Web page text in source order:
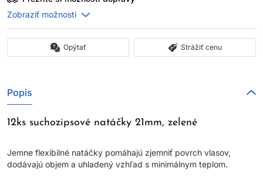
Opýtať Strážiť cenu
Popis
12ks suchozipsové natáčky 21mm, zelené
Jemne flexibilné natáčky pomáhajú zjemniť povrch vlasov,
dodávajú objem a uhladený vzhľad s minimálnym teplom.